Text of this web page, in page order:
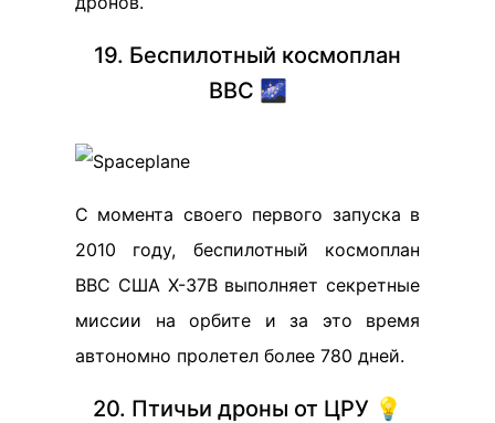
19. Беспилотный космоплан
ВВС 🌌
С момента своего первого запуска в
2010 году, беспилотный космоплан
ВВС США X-37B выполняет секретные
миссии на орбите и за это время
автономно пролетел более 780 дней.
20. Птичьи дроны от ЦРУ 💡